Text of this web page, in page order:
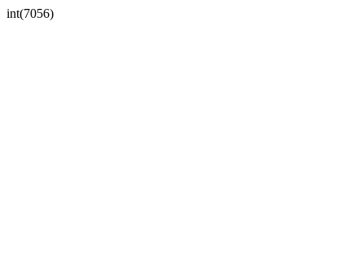
int(7056)